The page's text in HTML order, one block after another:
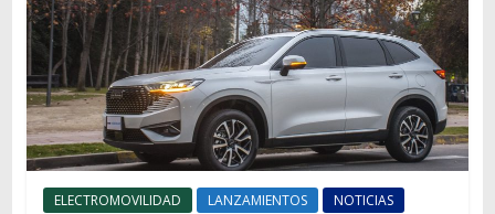
ELECTROMOVILIDAD LANZAMIENTOS NOTICIAS